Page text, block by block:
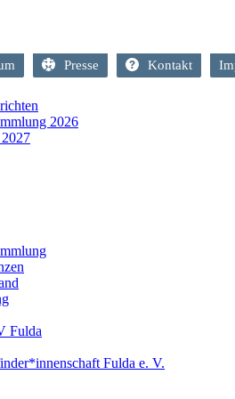
Presse Kontakt
2026
Fulda
Fulda e. V.